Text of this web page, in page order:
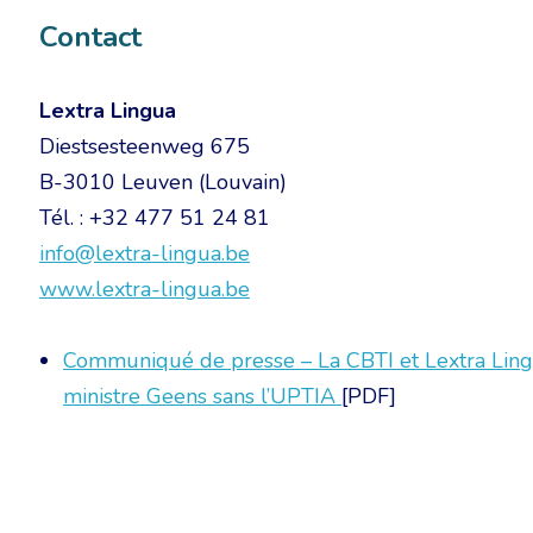
Contact
Lextra Lingua
Diestsesteenweg 675
B-3010 Leuven (Louvain)
Tél. : +32 477 51 24 81
info@lextra-lingua.be
www.lextra-lingua.be
Communiqué de presse – La CBTI et Lextra
ministre Geens sans l’UPTIA [PDF]